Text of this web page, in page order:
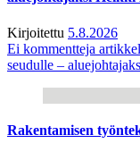
Kirjoitettu 5.8.2026
Ei kommentteja
seudulle –
Rakentamisen